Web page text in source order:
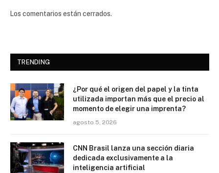
Los comentarios están cerrados.
TRENDING
¿Por qué el origen del papel y la tinta
utilizada importan más que el precio al
momento de elegir una imprenta?
agosto 5, 2026
CNN Brasil lanza una sección diaria
dedicada exclusivamente a la
inteligencia artificial